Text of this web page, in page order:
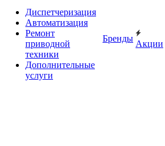
Диспетчеризация
Автоматизация
Ремонт
приводной
техники
Дополнительные
услуги
Бренды
Акции